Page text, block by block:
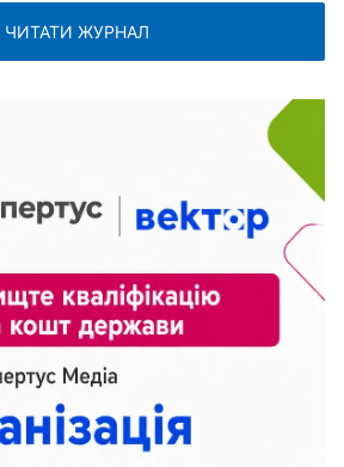
ЧИТАТИ ЖУРНАЛ